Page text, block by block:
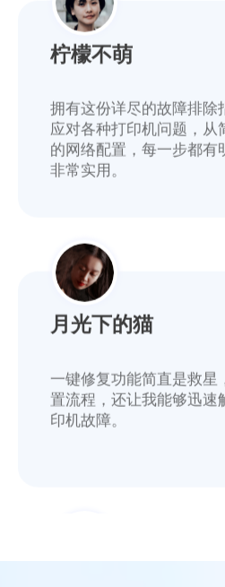
柠檬不萌
拥有这份详尽的故障排除
应对各种打印机问题，从
的网络配置，每一步都有
非常实用。
月光下的猫
一键修复功能简直是救星
置流程，还让我能够迅速
印机故障。